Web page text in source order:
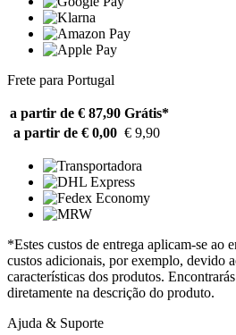
Frete para Portugal
a partir de € 87,90 Grátis*
a partir de € 0,00 € 9,90
*Estes custos de entrega aplicam-se ao
custos adicionais, por exemplo, devido
características dos produtos.
diretamente na descrição do produto.
Ajuda & Suporte